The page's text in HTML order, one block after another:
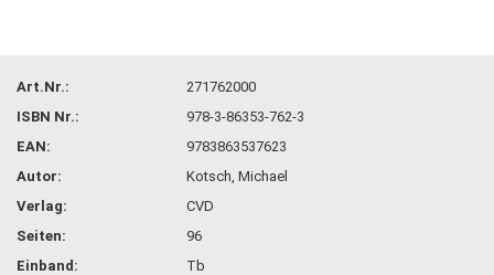
Art.Nr.:
271762000
ISBN Nr.:
978-3-86353-762-3
EAN:
9783863537623
Autor:
Kotsch, Michael
Verlag:
CVD
Seiten:
96
Einband:
Tb